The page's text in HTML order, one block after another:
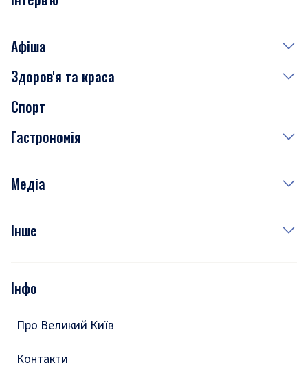
Афіша
Сьогодні
Завтра
Субота
Здоров'я та краса
Медицина
Краса
Спорт
Гастрономія
Рецепти
Медіа
Фото
Подкасти
Інше
Тести
Інфо
Про Великий Київ
Контакти